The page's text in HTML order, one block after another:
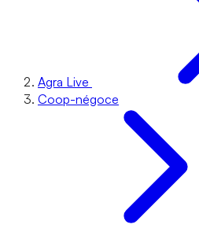
Agra Live
Coop-négoce